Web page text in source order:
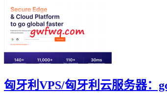
匈牙利VPS/匈牙利云服务器：